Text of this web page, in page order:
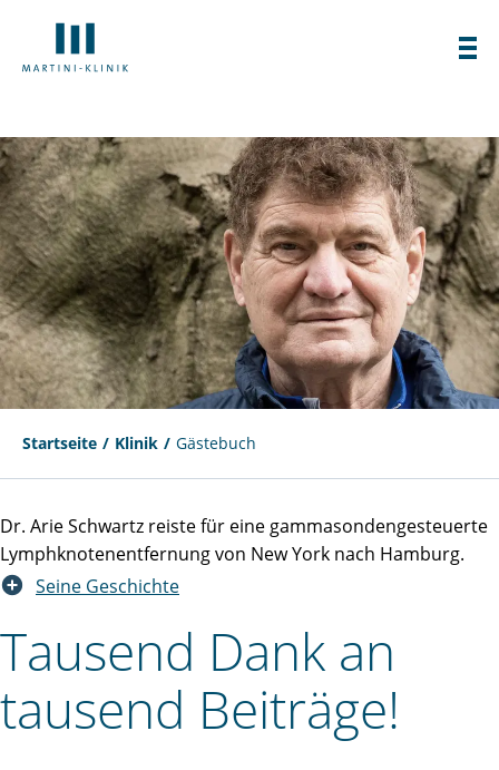
Startseite Klinik Gästebuch
Dr. Arie Schwartz reiste für eine gammasondengesteuerte
Lymphknotenentfernung von New York nach Hamburg.
Seine Geschichte
Tausend Dank an
tausend Beiträge!